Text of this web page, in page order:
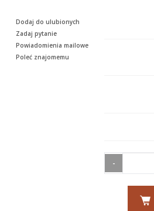
-
Dodaj do ulubionych
Zadaj pytanie
Powiadomienia mailowe
Poleć znajomemu